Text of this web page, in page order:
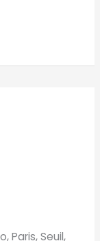
Paris, Seuil,